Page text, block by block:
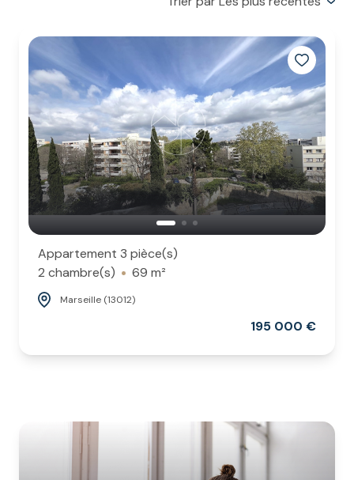
Appartement 3 pièce(s)
2 chambre(s)
69 m²
Marseille (13012)
195 000 €